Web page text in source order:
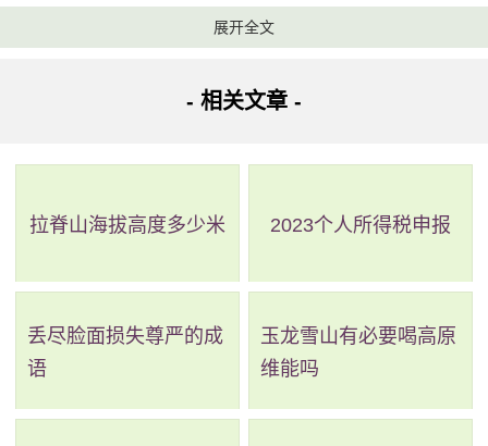
两地的交通联系在了一起，缩短了人们出行时间和运输成
本。两地的行车时间从原来的4个多小时缩短到了1个小时左
右，对两地的经济发展有很大的促进作用。
责等问题。该桥的建成体现了中国在世界桥梁建设领域的技
展开全文
- 相关文章 -
拉脊山海拔高度多少米 2023个人所得税申报
丢尽脸面损失尊严的成
语
玉龙雪山有必要喝高原
维能吗